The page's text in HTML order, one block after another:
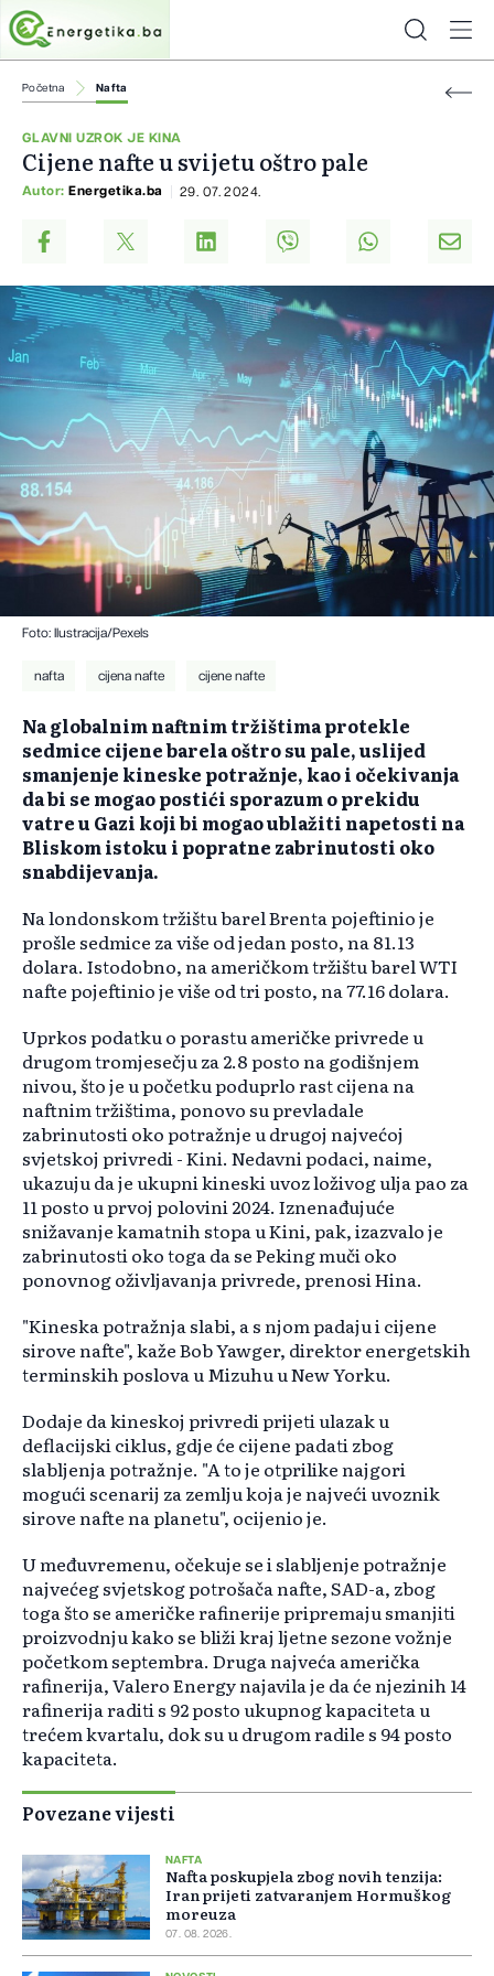
Početna Nafta
GLAVNI UZROK JE KINA
Cijene nafte u svijetu oštro pale
Autor: Energetika.ba 29. 07. 2024.
Foto: Ilustracija/Pexels
nafta cijena nafte cijene nafte
Na globalnim naftnim tržištima protekle
sedmice cijene barela oštro su pale, uslijed
smanjenje kineske potražnje, kao i očekivanja
da bi se mogao postići sporazum o prekidu
vatre u Gazi koji bi mogao ublažiti napetosti na
Bliskom istoku i popratne zabrinutosti oko
snabdijevanja.
Na londonskom tržištu barel Brenta pojeftinio je
prošle sedmice za više od jedan posto, na 81.13
dolara. Istodobno, na američkom tržištu barel WTI
nafte pojeftinio je više od tri posto, na 77.16 dolara.
Uprkos podatku o porastu američke privrede u
drugom tromjesečju za 2.8 posto na godišnjem
nivou, što je u početku poduprlo rast cijena na
naftnim tržištima, ponovo su prevladale
zabrinutosti oko potražnje u drugoj najvećoj
svjetskoj privredi - Kini. Nedavni podaci, naime,
ukazuju da je ukupni kineski uvoz loživog ulja pao za
11 posto u prvoj polovini 2024. Iznenađujuće
snižavanje kamatnih stopa u Kini, pak, izazvalo je
zabrinutosti oko toga da se Peking muči oko
ponovnog oživljavanja privrede, prenosi Hina.
"Kineska potražnja slabi, a s njom padaju i cijene
sirove nafte", kaže Bob Yawger, direktor energetskih
terminskih poslova u Mizuhu u New Yorku.
Dodaje da kineskoj privredi prijeti ulazak u
deflacijski ciklus, gdje će cijene padati zbog
slabljenja potražnje. "A to je otprilike najgori
mogući scenarij za zemlju koja je najveći uvoznik
sirove nafte na planetu", ocijenio je.
U međuvremenu, očekuje se i slabljenje potražnje
najvećeg svjetskog potrošača nafte, SAD-a, zbog
toga što se američke rafinerije pripremaju smanjiti
proizvodnju kako se bliži kraj ljetne sezone vožnje
početkom septembra. Druga najveća američka
rafinerija, Valero Energy najavila je da će njezinih 14
rafinerija raditi s 92 posto ukupnog kapaciteta u
trećem kvartalu, dok su u drugom radile s 94 posto
kapaciteta.
Povezane vijesti
NAFTA
Nafta poskupjela zbog novih tenzija:
Iran prijeti zatvaranjem Hormuškog
moreuza
07. 08. 2026.